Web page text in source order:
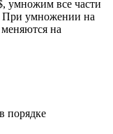
умножим все части
При умножении на
меняются на
порядке